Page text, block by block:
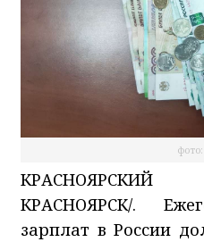
КРАСНОЯРСК/.
зарплат в России